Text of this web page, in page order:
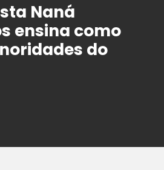
Naná
ensina como
do